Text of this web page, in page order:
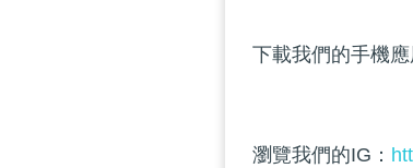
下載我們的手機
瀏覽我們的IG：